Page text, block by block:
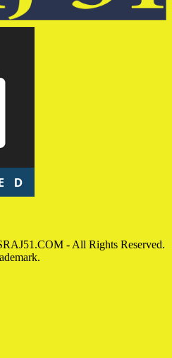
- All Rights Reserved.